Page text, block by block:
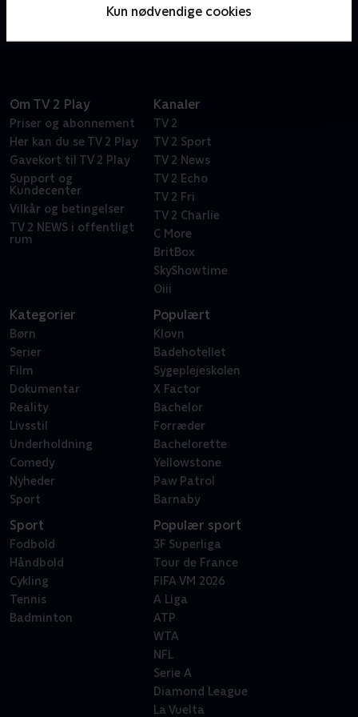
Kun nødvendige cookies
problemer med de elementære kræfter vand, sol,
Om TV 2 Play
Priser og abonnement
Her kan du se TV 2 Play
Gavekort til TV 2 Play
Support og
Kundecenter
Vilkår og betingelser
TV 2 NEWS i offentligt
rum
Kanaler
TV 2
TV 2 Sport
TV 2 News
TV 2 Echo
TV 2 Fri
TV 2 Charlie
C More
BritBox
SkyShowtime
Oiii
Kategorier
Børn
Serier
Film
Dokumentar
Reality
Livsstil
Underholdning
Comedy
Nyheder
Sport
Populært
Klovn
Badehotellet
Sygeplejeskolen
X Factor
Bachelor
Forræder
Bachelorette
Yellowstone
Paw Patrol
Barnaby
Sport
Fodbold
Håndbold
Cykling
Tennis
Badminton
Populær sport
3F Superliga
Tour de France
FIFA VM 2026
A Liga
ATP
WTA
NFL
Serie A
Diamond League
La Vuelta